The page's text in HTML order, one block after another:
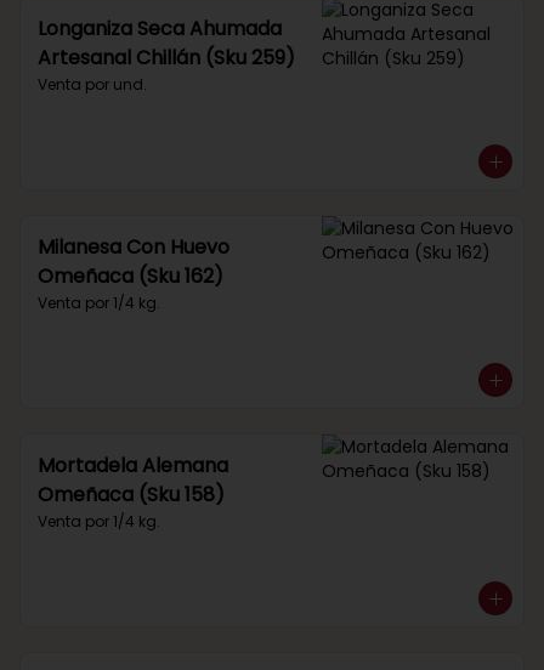
Longaniza Seca Ahumada
Artesanal Chillán (Sku 259)
Venta por und.
Milanesa Con Huevo
Omeñaca (Sku 162)
Venta por 1/4 kg.
Mortadela Alemana
Omeñaca (Sku 158)
Venta por 1/4 kg.